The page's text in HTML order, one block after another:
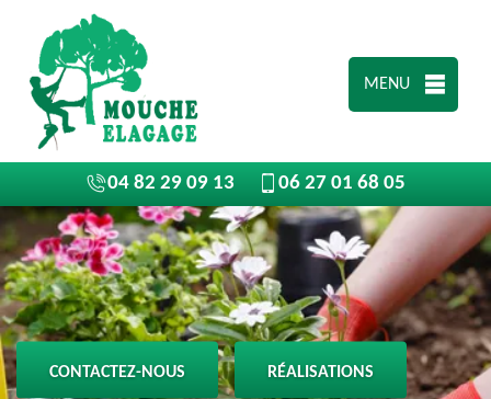
MENU
04 82 29 09 13 06 27 01 68 05
CONTACTEZ-NOUS RÉALISATIONS